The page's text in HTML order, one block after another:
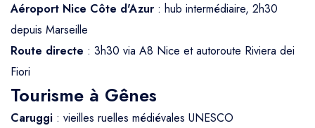
Aéroport Nice Côte d'Azur : hub intermédiaire, 2h30
depuis Marseille
Route directe : 3h30 via A8 Nice et autoroute Riviera dei
Fiori
Tourisme à Gênes
Caruggi : vieilles ruelles médiévales UNESCO